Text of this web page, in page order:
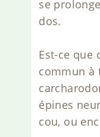
se
dos.
Est-ce que
commun à
épines
cou, ou